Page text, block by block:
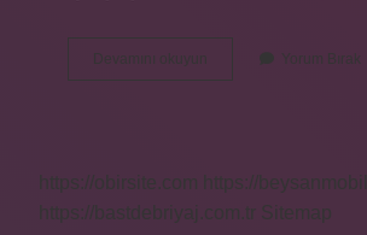
Devamını okuyun
Ingilizce
Açıklamak
Yorum Bırak
https://obirsite.com
https://
https://bastdebriyaj.com.tr Sitemap